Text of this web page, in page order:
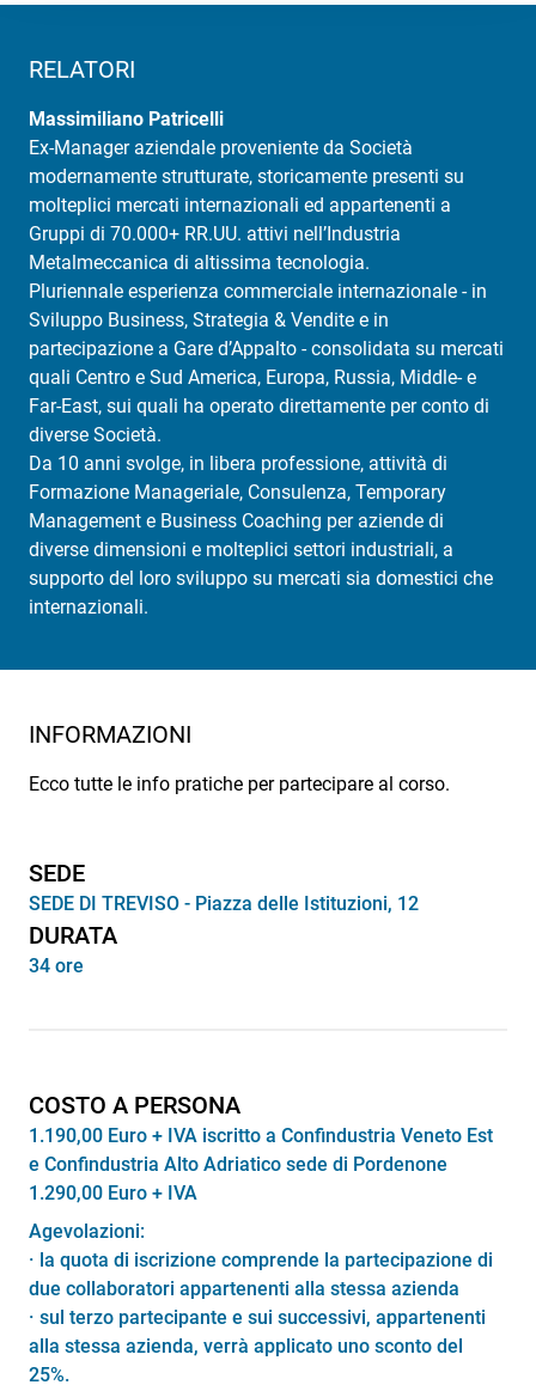
RELATORI
Massimiliano Patricelli
Ex-Manager aziendale proveniente da Società
modernamente strutturate, storicamente presenti su
molteplici mercati internazionali ed appartenenti a
Gruppi di 70.000+ RR.UU. attivi nell’Industria
Metalmeccanica di altissima tecnologia.
Pluriennale esperienza commerciale internazionale - in
Sviluppo Business, Strategia & Vendite e in
partecipazione a Gare d’Appalto - consolidata su mercati
quali Centro e Sud America, Europa, Russia, Middle- e
Far-East, sui quali ha operato direttamente per conto di
diverse Società.
Da 10 anni svolge, in libera professione, attività di
Formazione Manageriale, Consulenza, Temporary
Management e Business Coaching per aziende di
diverse dimensioni e molteplici settori industriali, a
supporto del loro sviluppo su mercati sia domestici che
internazionali.
INFORMAZIONI
Ecco tutte le info pratiche per partecipare al corso.
SEDE
SEDE DI TREVISO - Piazza delle Istituzioni, 12
DURATA
34 ore
COSTO A PERSONA
1.190,00 Euro + IVA iscritto a Confindustria Veneto Est
e Confindustria Alto Adriatico sede di Pordenone
1.290,00 Euro + IVA
Agevolazioni:
· la quota di iscrizione comprende la partecipazione di
due collaboratori appartenenti alla stessa azienda
· sul terzo partecipante e sui successivi, appartenenti
alla stessa azienda, verrà applicato uno sconto del
25%.